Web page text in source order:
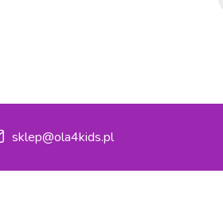
sklep@ola4kids.pl